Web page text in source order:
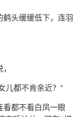
头缓缓低下，连羽
儿都不肯亲近？”
看都不看白凤一眼